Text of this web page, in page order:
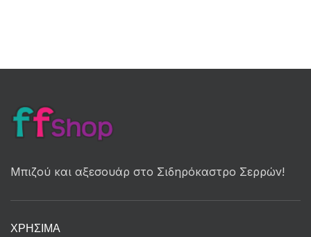
Μπιζού και αξεσουάρ στο Σιδηρόκαστρο Σερρών!
ΧΡΉΣΙΜΑ